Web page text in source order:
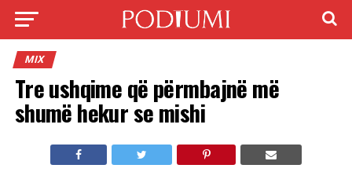
MIX
Tre ushqime që përmbajnë më
shumë hekur se mishi